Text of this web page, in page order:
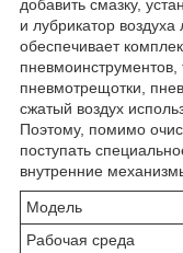
добавить смазку,
и лубрикатор
обеспечивает
пневмоинструментов,
пневмотрещотки,
сжатый воздух
Поэтому, помимо
поступать
внутренние
Модель
Рабочая среда